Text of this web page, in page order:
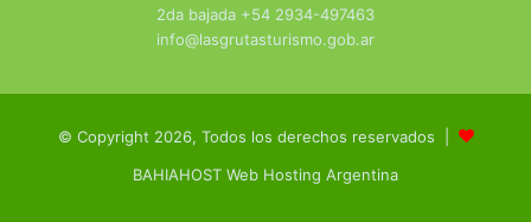
2da bajada +54 2934-497463
info@lasgrutasturismo.gob.ar
© Copyright 2026, Todos los derechos reservados |
BAHIAHOST Web Hosting Argentina